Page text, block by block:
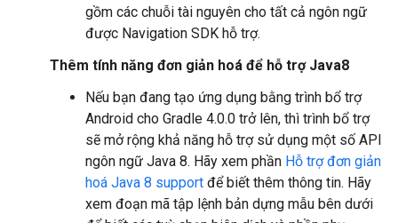
gồm các chuỗi tài nguyên cho tất cả ngôn ngữ
được Navigation SDK hỗ trợ.
Thêm tính năng đơn giản hoá để hỗ trợ Java8
Nếu bạn đang tạo ứng dụng bằng trình bổ trợ
Android cho Gradle 4.0.0 trở lên, thì trình bổ trợ
sẽ mở rộng khả năng hỗ trợ sử dụng một số API
ngôn ngữ Java 8. Hãy xem phần Hỗ trợ đơn giản
hoá Java 8 support để biết thêm thông tin. Hãy
xem đoạn mã tập lệnh bản dựng mẫu bên dưới